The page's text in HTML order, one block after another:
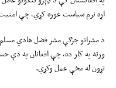
اړه نرم سیاست غوره کړي، چې
د مشرانو جرګې مشر فضل هادي مسلم
ورته په کار ده، چې افغانان په دې
تړون له مخې عمل وکړي.